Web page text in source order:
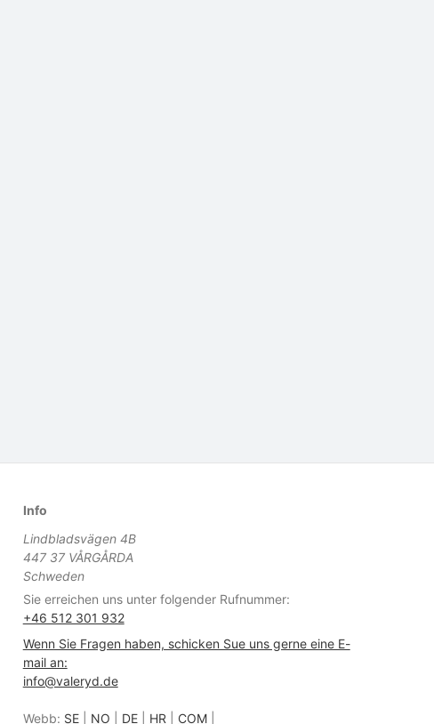
Info
Lindbladsvägen 4B
447 37 VÅRGÅRDA
Schweden
Sie erreichen uns unter folgender Rufnummer:
+46 512 301 932
Wenn Sie Fragen haben, schicken Sue uns gerne eine E-
mail an:
info@valeryd.de
Webb: SE| NO DE| HR COM|